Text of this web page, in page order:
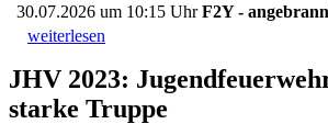
30.07.2026 um 10:15 UhrF2Y -
weiterlesen
JHV 2023:
starke Truppe